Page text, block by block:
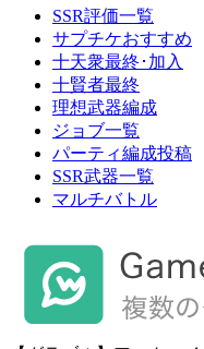
SSR評価一覧
サプチケおすすめ
十天衆最終･加入
十賢者最終
理想武器編成
ジョブ一覧
パーティ編成投稿
SSR武器一覧
マルチバトル